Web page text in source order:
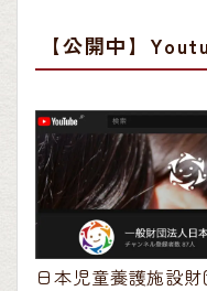
【公開中】
日本児童養護施設